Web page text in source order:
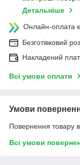
Детальніше
Онлайн-оплата
Безготівковий
Накладений
Всі умови оплати
Умови
Повернення товару
Всі умови